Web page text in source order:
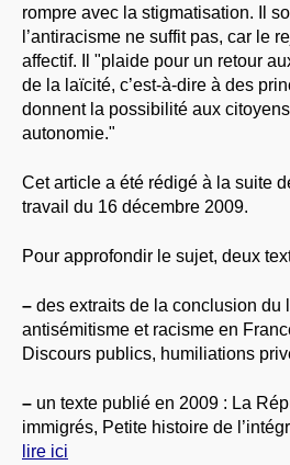
rompre avec la stigmatisation. Il
l’antiracisme ne suffit pas, car le
affectif. Il "plaide pour un retour
de la laïcité, c’est-à-dire à des
donnent la possibilité aux
autonomie."
Cet article a été rédigé à la suite
travail du 16 décembre 2009.
Pour approfondir le sujet, deux
– des extraits de la conclusion du
antisémitisme et racisme en
Discours publics, humiliations
– un texte publié en 2009 : La
immigrés, Petite histoire de
lire ici